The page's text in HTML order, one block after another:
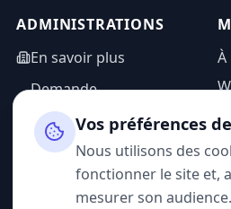
ADMINISTRATIONS
En savoir plus
Demande
d'information
Espace admin
Vos préférences
Nous utilisons des
fonctionner le site et,
mesurer son